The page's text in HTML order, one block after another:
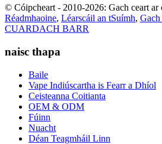
© Cóipcheart - 2010-2026: Gach ceart ar
Réadmhaoine, Léarscáil an tSuímh,
CUARDACH BARR
naisc thapa
Baile
Vape Indiúscartha is Fearr a Dhíol
Ceisteanna Coitianta
OEM & ODM
Fúinn
Nuacht
Déan Teagmháil Linn